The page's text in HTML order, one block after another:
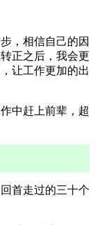
，相信自己的因
正之后，我会更
让工作更加的出
中赶上前辈，超
首走过的三十个